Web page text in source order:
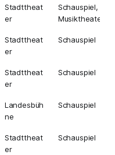
Stadttheat
er
Schauspiel,
Musiktheater
Stadttheat
er
Schauspiel
Stadttheat
er
Schauspiel
Landesbüh
ne
Schauspiel
Stadttheat
er
Schauspiel